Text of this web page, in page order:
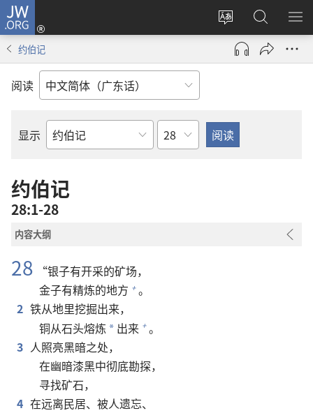
JW.ORG
更
改
网
登
录
（打
搜
索
JW.ORG
显
约伯记
阅读
显示
圣
经
卷
章
约伯记
28:1-28
内容大纲
28 “银子有开采的矿场，
金子有精炼的地方 + 。
2 铁从地里挖掘出来，
铜从石头熔炼 * 出来 + 。
3 人照亮黑暗之处，
在幽暗漆黑中彻底勘探，
寻找矿石，
4 在远离民居、被人遗忘、